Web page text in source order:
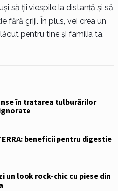
să ții viespile la distanță și să
fără griji. În plus, vei crea un
pentru tine și familia ta.
în tratarea tulburărilor
beneficii pentru digestie
un look rock-chic cu piese din